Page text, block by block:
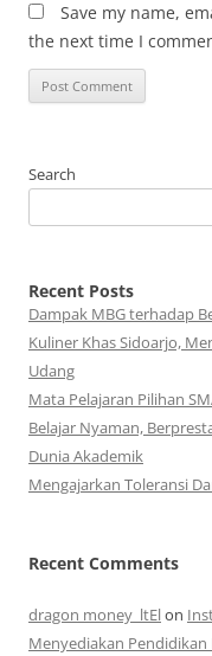
Save my name,
the next time I
Search
Recent Posts
Dampak MBG terhadap
Kuliner Khas Sidoarjo,
Udang
Mata Pelajaran Pilihan
Belajar Nyaman,
Dunia Akademik
Mengajarkan Toleransi
Recent Comments
dragon money_ltElon
Menyediakan